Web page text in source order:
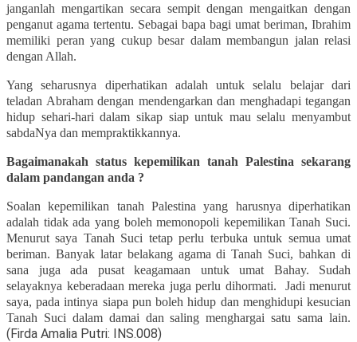
janganlah mengartikan secara sempit dengan mengaitkan dengan
penganut agama tertentu. Sebagai bapa bagi umat beriman, Ibrahim
memiliki peran yang cukup besar dalam membangun jalan relasi
dengan Allah.
Yang seharusnya diperhatikan adalah untuk selalu belajar dari
teladan Abraham dengan mendengarkan dan menghadapi tegangan
hidup sehari-hari dalam sikap siap untuk mau selalu menyambut
sabdaNya dan mempraktikkannya.
Bagaimanakah status kepemilikan tanah Palestina sekarang
dalam pandangan anda ?
Soalan kepemilikan tanah Palestina yang harusnya diperhatikan
adalah tidak ada yang boleh memonopoli kepemilikan Tanah Suci.
Menurut saya Tanah Suci tetap perlu terbuka untuk semua umat
beriman. Banyak latar belakang agama di Tanah Suci, bahkan di
sana juga ada pusat keagamaan untuk umat Bahay. Sudah
selayaknya keberadaan mereka juga perlu dihormati.
Jadi menurut
saya, pada intinya siapa pun boleh hidup dan menghidupi kesucian
Tanah Suci dalam damai dan saling menghargai satu sama lain.
(Firda Amalia Putri: INS.008)